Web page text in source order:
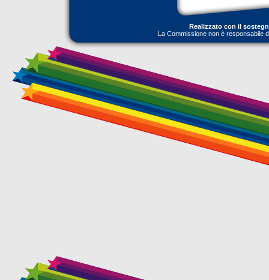
Realizzato con il
La Commissione non è responsabile